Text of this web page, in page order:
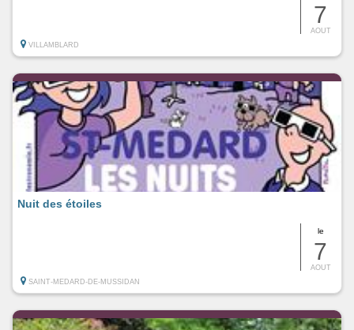
7
AOUT
VILLAMBLARD
le
7
AOUT
Nuit des étoiles
SAINT-MEDARD-DE-MUSSIDAN